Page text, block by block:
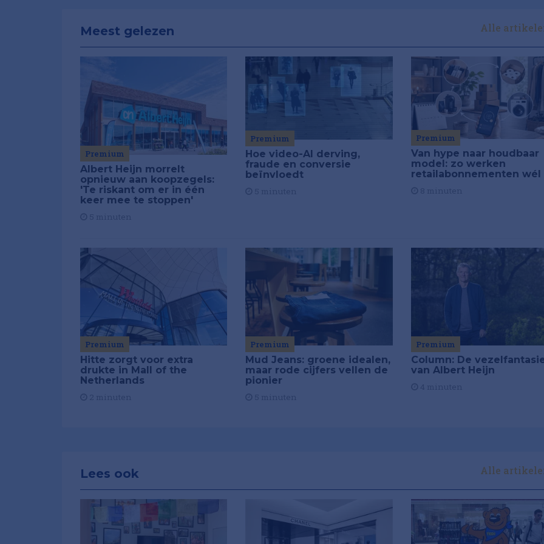
Meest gelezen Alle
Premium
Albert Heijn morrelt
opnieuw aan koopzegels:
'Te riskant om er in één
keer mee te stoppen'
Premium
Hoe video-AI derving,
fraude en conversie
beïnvloedt
Premium
Van hype naar houdbaar
model: zo werken
retailabonnementen wél
Premium
Hitte zorgt voor extra
drukte in Mall of the
Netherlands
Premium
Mud Jeans: groene idealen,
maar rode cijfers vellen de
pionier
Premium
Column: De
van Albert Heijn
Lees ook Alle